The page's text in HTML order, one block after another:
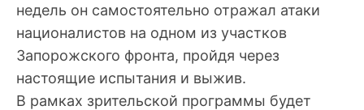
недель он самостоятельно отражал атаки
националистов на одном из участков
Запорожского фронта, пройдя через
настоящие испытания и выжив.
В рамках зрительской программы будет